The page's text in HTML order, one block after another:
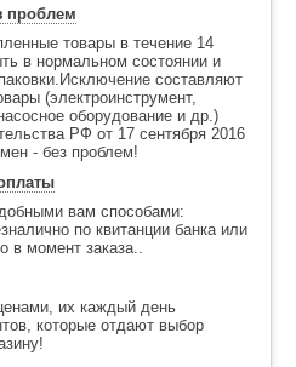
проблем
товары в течение 14
в нормальном состоянии и
составляют
(электроинструмент,
оборудование и др.)
РФ от 17 сентября 2016
- без проблем!
вам способами:
по квитанции банка или
в момент заказа..
их каждый день
которые отдают выбор